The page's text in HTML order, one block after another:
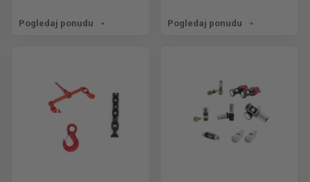
Pogledaj ponudu Pogledaj ponudu